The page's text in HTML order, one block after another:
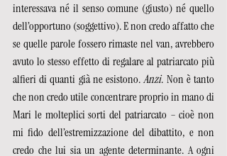
interessava né il senso comune (giusto) né quello
dell’opportuno (soggettivo). E non credo affatto che
se quelle parole fossero rimaste nel van, avrebbero
avuto lo stesso effetto di regalare al patriarcato più
alfieri di quanti già ne esistono. Anzi. Non è tanto
che non credo utile concentrare proprio in mano di
Mari le molteplici sorti del patriarcato – cioè non
mi fido dell’estremizzazione del dibattito, e non
credo che lui sia un agente determinante. A ogni